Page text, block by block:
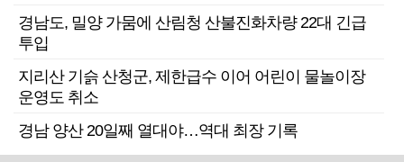
경남도, 밀양 가뭄에 산림청 산불진화차량 22대 긴급
투입
지리산 기슭 산청군, 제한급수 이어 어린이 물놀이장
운영도 취소
경남 양산 20일째 열대야…역대 최장 기록